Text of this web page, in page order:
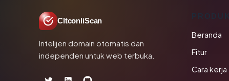
CltconliScan
Intelijen domain otomatis dan
independen untuk web terbuka.
Beranda
Fitur
Cara kerja